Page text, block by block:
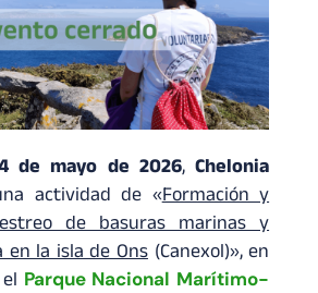
de mayo de 2026,Chelonia
actividad de «Formación y
de basuras marinas y
en la isla de Ons(Canexol)», en
Parque Nacional Marítimo-